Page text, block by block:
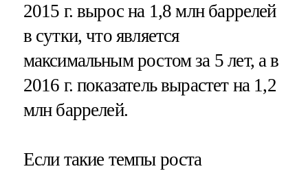
2015 г. вырос на 1,8 млн баррелей
в сутки, что является
максимальным ростом за 5 лет, а в
2016 г. показатель вырастет на 1,2
млн баррелей.
Если такие темпы роста